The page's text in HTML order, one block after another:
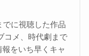
に視聴した作品
コメ、時代劇まで
をいち早くキャ